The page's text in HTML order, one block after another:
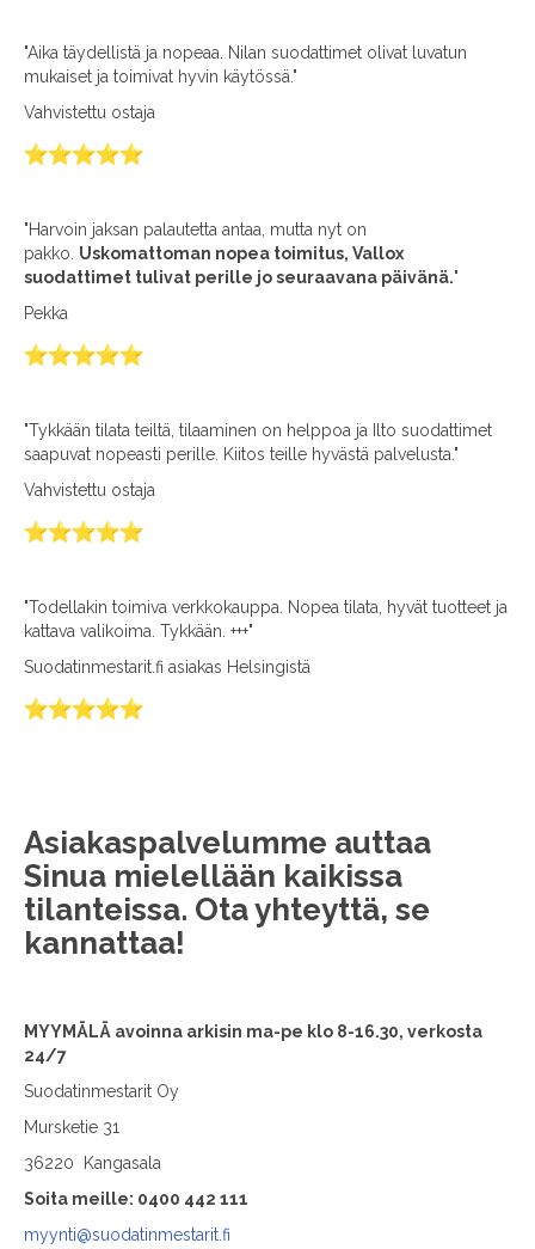
"Aika täydellistä ja nopeaa. Nilan suodattimet olivat luvatun
mukaiset ja toimivat hyvin käytössä."
Vahvistettu ostaja
"Harvoin jaksan palautetta antaa, mutta nyt on
pakko. Uskomattoman nopea toimitus, Vallox
suodattimet tulivat perille jo seuraavana päivänä."
Pekka
"Tykkään tilata teiltä, tilaaminen on helppoa ja Ilto suodattimet
saapuvat nopeasti perille. Kiitos teille hyvästä palvelusta."
Vahvistettu ostaja
"Todellakin toimiva verkkokauppa. Nopea tilata, hyvät tuotteet ja
kattava valikoima. Tykkään. +++"
Suodatinmestarit.fi asiakas Helsingistä
Asiakaspalvelumme auttaa
Sinua mielellään kaikissa
tilanteissa. Ota yhteyttä, se
kannattaa!
MYYMÄLÄ avoinna arkisin ma-pe klo 8-16.30, verkosta
24/7
Suodatinmestarit Oy
Mursketie 31
36220 Kangasala
Soita meille: 0400 442 111
myynti@suodatinmestarit.fi